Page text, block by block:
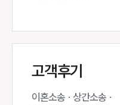
고객후기
이혼소송 · 상간소송 ·